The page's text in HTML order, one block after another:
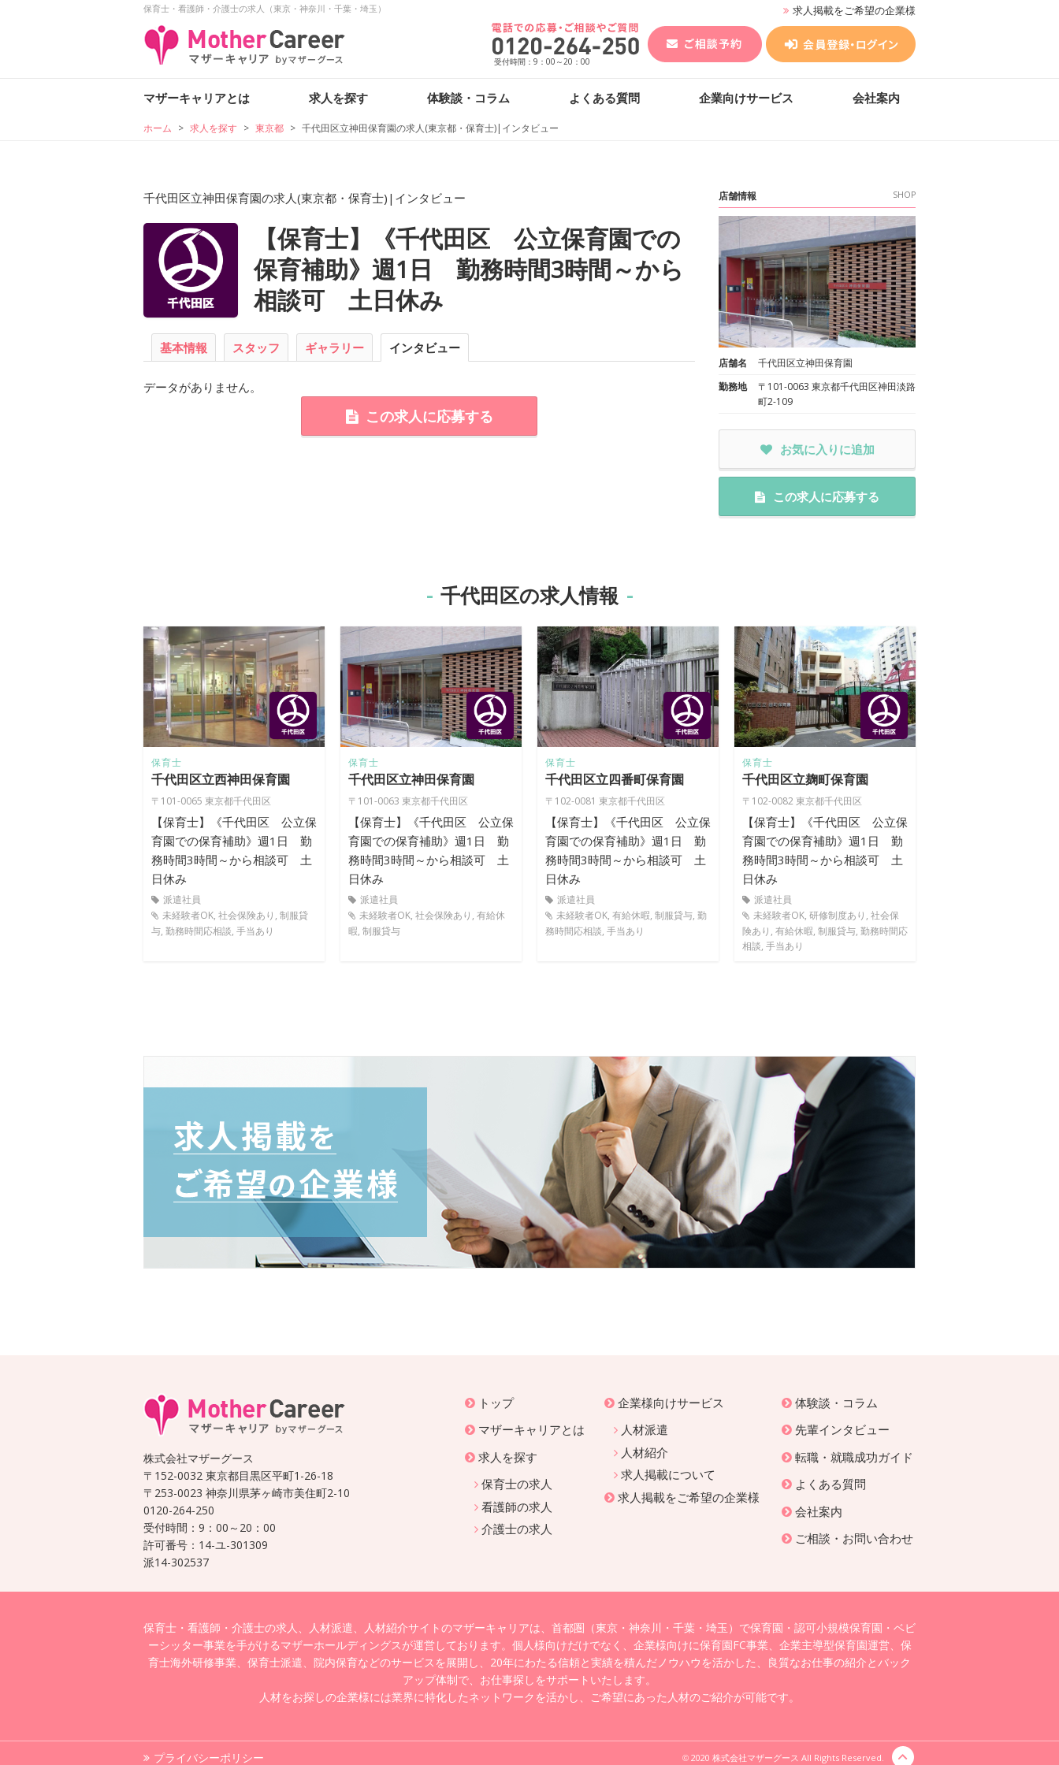
保育士・看護師・介護士の求人（東京・神奈川・千葉・埼玉） 求人掲載をご希望の企業様
受付時間：9：00～20：00
マザーキャリアとは 求人を探す 体験談・コラム よくある質問 企業向けサービス 会社案内
ホーム > 求人を探す > 東京都 > 千代田区立神田保育園の求人(東京都・保育士)|インタビュー
千代田区立神田保育園の求人(東京都・保育士)|インタビュー
【保育士】《千代田区 公立保育園での
保育補助》週1日 勤務時間3時間～から
相談可 土日休み
基本情報 スタッフ ギャラリー インタビュー
データがありません。
この求人に応募する
店舗情報 SHOP
店舗名
千代田区立神田保育園
勤務地
〒101-0063 東京都千代田区神田淡路
町2-109
お気に入りに追加
この求人に応募する
千代田区の求人情報
保育士
千代田区立西神田保育園
〒101-0065 東京都千代田区
【保育士】《千代田区 公立保
育園での保育補助》週1日 勤
務時間3時間～から相談可 土
日休み
派遣社員
未経験者OK, 社会保険あり, 制服貸
与, 勤務時間応相談, 手当あり
保育士
千代田区立神田保育園
〒101-0063 東京都千代田区
【保育士】《千代田区 公立保
育園での保育補助》週1日 勤
務時間3時間～から相談可 土
日休み
派遣社員
未経験者OK, 社会保険あり, 有給休
暇, 制服貸与
保育士
千代田区立四番町保育園
〒102-0081 東京都千代田区
【保育士】《千代田区 公立保
育園での保育補助》週1日 勤
務時間3時間～から相談可 土
日休み
派遣社員
未経験者OK, 有給休暇, 制服貸与, 勤
務時間応相談, 手当あり
保育士
千代田区立麹町保育園
〒102-0082 東京都千代田区
【保育士】《千代田区 公立保
育園での保育補助》週1日 勤
務時間3時間～から相談可 土
日休み
派遣社員
未経験者OK, 研修制度あり, 社会保
険あり, 有給休暇, 制服貸与, 勤務時間応
相談, 手当あり
株式会社マザーグース
〒152-0032 東京都目黒区平町1-26-18
〒253-0023 神奈川県茅ヶ崎市美住町2-10
0120-264-250
受付時間：9：00～20：00
許可番号：14-ユ-301309
派14-302537
トップ
マザーキャリアとは
求人を探す
保育士の求人
看護師の求人
介護士の求人
企業様向けサービス
人材派遣
人材紹介
求人掲載について
求人掲載をご希望の企業様
体験談・コラム
先輩インタビュー
転職・就職成功ガイド
よくある質問
会社案内
ご相談・お問い合わせ
保育士・看護師・介護士の求人、人材派遣、人材紹介サイトのマザーキャリアは、首都圏（東京・神奈川・千葉・埼玉）で保育園・認可小規模保育園・ベビ
ーシッター事業を手がけるマザーホールディングスが運営しております。個人様向けだけでなく、企業様向けに保育園FC事業、企業主導型保育園運営、保
育士海外研修事業、保育士派遣、院内保育などのサービスを展開し、20年にわたる信頼と実績を積んだノウハウを活かした、良質なお仕事の紹介とバック
アップ体制で、お仕事探しをサポートいたします。
人材をお探しの企業様には業界に特化したネットワークを活かし、ご希望にあった人材のご紹介が可能です。
プライバシーポリシー © 2020 株式会社マザーグース All Rights Reserved.